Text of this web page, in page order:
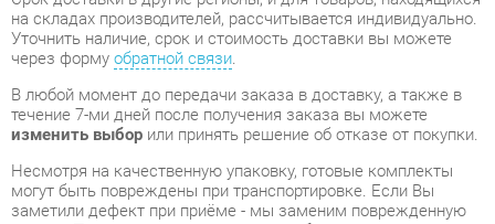
В любой момент до передачи заказа в доставку, а также в
течение 7-ми дней после получения заказа вы можете
изменить выборили принять решение об отказе от покупки.
Несмотря на качественную упаковку, готовые комплекты
могут быть повреждены при транспортировке. Если Вы
заметили дефект при приёме - мы заменим поврежденную
деталь.Повторная доставка товара -бесплатна.
На всю мебель категории Готовые комплекты
распространяетсягарантия 1 год, а на некоторые модели – 2
года с момента приобретения.